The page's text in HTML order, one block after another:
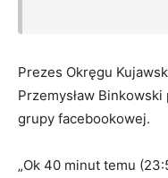
Prezes Okręgu
Przemysław
grupy facebookowej.
„Ok 40 minut temu